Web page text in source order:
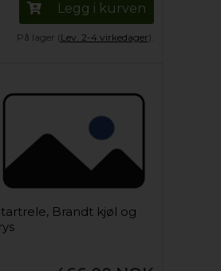
Legg i kurven
På lager (Lev. 2-4 virkedager).
Brandt kjøl og